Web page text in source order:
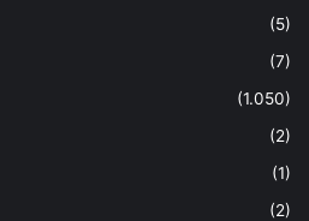
(5)
(7)
(1.050)
(2)
(1)
(2)